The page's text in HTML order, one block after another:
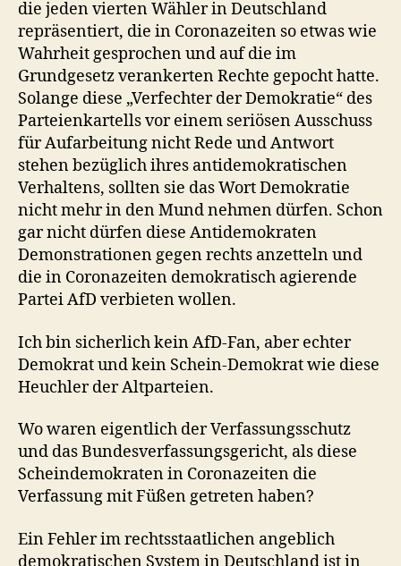
die jeden vierten Wähler in Deutschland
repräsentiert, die in Coronazeiten so etwas wie
Wahrheit gesprochen und auf die im
Grundgesetz verankerten Rechte gepocht hatte.
Solange diese „Verfechter der Demokratie“ des
Parteienkartells vor einem seriösen Ausschuss
für Aufarbeitung nicht Rede und Antwort
stehen bezüglich ihres antidemokratischen
Verhaltens, sollten sie das Wort Demokratie
nicht mehr in den Mund nehmen dürfen. Schon
gar nicht dürfen diese Antidemokraten
Demonstrationen gegen rechts anzetteln und
die in Coronazeiten demokratisch agierende
Partei AfD verbieten wollen.
Ich bin sicherlich kein AfD-Fan, aber echter
Demokrat und kein Schein-Demokrat wie diese
Heuchler der Altparteien.
Wo waren eigentlich der Verfassungsschutz
und das Bundesverfassungsgericht, als diese
Scheindemokraten in Coronazeiten die
Verfassung mit Füßen getreten haben?
Ein Fehler im rechtsstaatlichen angeblich
demokratischen System in Deutschland ist in